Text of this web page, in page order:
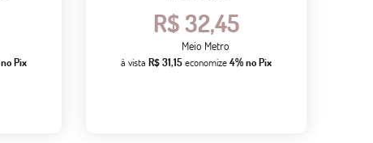
no Pix
R$ 32,45
Meio Metro
à vista R$ 31,15economize4% no Pix